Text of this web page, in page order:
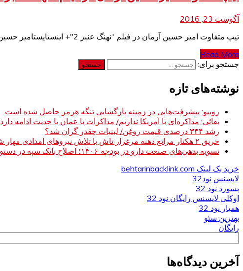
آگوست 23, 2016
تیپ متفاوت امیر حسین آرمان در فیلم “نهنگ عنبر 2″+ اینستاپستامیر حسین آرمان بازیگر سینما و تلویزیون در اینستاگرام خود عکسی از گریم و تیپ
Read More
جستجو برای:
نوشته‌های تازه
روبیو: پیشرفت‌هایی در زمینه بازگشایی تنگه هرمز حاصل شده است
بقائی: مذاکره‌ای با آمریکا نداریم/ مذاکرات با عمان با جدیت ادامه دارد
رشد ۳۴۴ درصدی قیمت روغن/ لبنیات چقدر گران شد؟
حریق ۲ هکتار مراتع دهنه مرغزار تاش با تلاش نیروهای امدادی مهار شد
تسویه بدهی‌های صنعت دارو در بودجه ۱۴۰۶؛ اصلاح بانک سپه در دستور کار
خرید بک لینک behtarinbacklink.com
لایسنس نود32
پسورد نود 32
اوکلی لایسنس رایگان نود 32
همیار نود 32
بهترین سئو
رایگان
آخرین دیدگاه‌ها